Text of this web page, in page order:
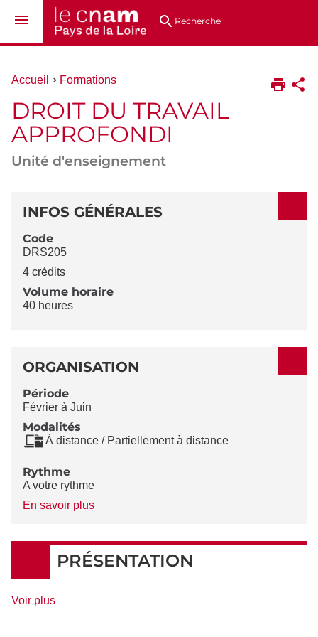
au
directsRecherche
Vous
ici :
Accueil Formations
DROIT DU TRAVAIL
APPROFONDI
Unité d'enseignement
DÉTAILS
INFOS GÉNÉRALES
Code
DRS205
4 crédits
Volume horaire
40 heures
ORGANISATION
Période
Février à Juin
Modalités
À distance / Partiellement à distance
Rythme
A votre rythme
En savoir plusà
Rythme
PRÉSENTATION
Voir plusde